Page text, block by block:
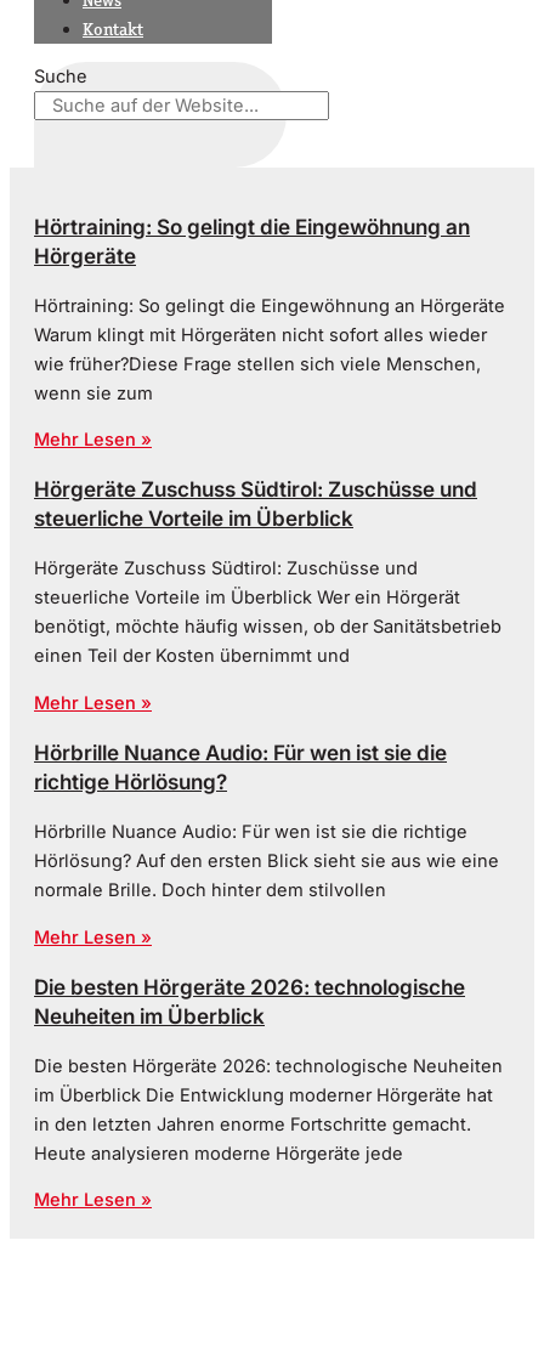
Kontakt
Suche
Hörtraining: So gelingt die Eingewöhnung an
Hörgeräte
Hörtraining: So gelingt die Eingewöhnung an Hörgeräte
Warum klingt mit Hörgeräten nicht sofort alles wieder
wie früher?Diese Frage stellen sich viele Menschen,
wenn sie zum
Mehr Lesen »
Hörgeräte Zuschuss Südtirol: Zuschüsse und
steuerliche Vorteile im Überblick
Hörgeräte Zuschuss Südtirol: Zuschüsse und
steuerliche Vorteile im Überblick Wer ein Hörgerät
benötigt, möchte häufig wissen, ob der Sanitätsbetrieb
einen Teil der Kosten übernimmt und
Mehr Lesen »
Hörbrille Nuance Audio: Für wen ist sie die
richtige Hörlösung?
Hörbrille Nuance Audio: Für wen ist sie die richtige
Hörlösung? Auf den ersten Blick sieht sie aus wie eine
normale Brille. Doch hinter dem stilvollen
Mehr Lesen »
Die besten Hörgeräte 2026: technologische
Neuheiten im Überblick
Die besten Hörgeräte 2026: technologische Neuheiten
im Überblick Die Entwicklung moderner Hörgeräte hat
in den letzten Jahren enorme Fortschritte gemacht.
Heute analysieren moderne Hörgeräte jede
Mehr Lesen »